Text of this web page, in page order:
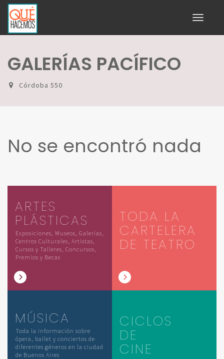
Toggle
GALERÍAS PACÍFICO
Córdoba 550
No se encontró nada
ARTES
PLÁSTICAS
Exposiciones, Museos, Galerías,
Centros Culturales, Artistas,
Cursos y Talleres, Concursos,
Premios y Becas
TODA LA
CARTELERA
DE TEATRO
MÚSICA
Toda la información sobre
ópera, ballet y conciertos de
diferentes géneros en la ciudad
de Buenos Aires
CICLOS
DE
CINE